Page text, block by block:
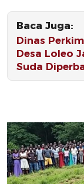
Baca Juga:
Dinas
Desa Loleo
Suda